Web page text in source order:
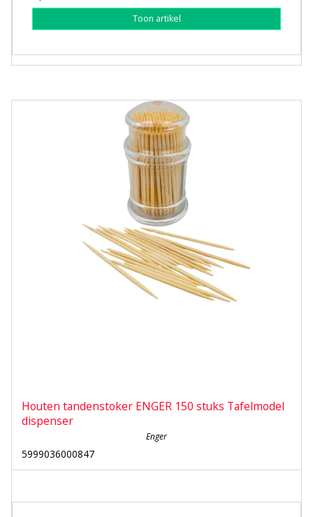
Toon artikel
Houten tandenstoker ENGER 150 stuks Tafelmodel
dispenser
Enger
5999036000847